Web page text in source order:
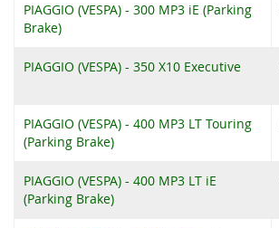
PIAGGIO (VESPA) - 300 MP3 iE (Parking
Brake)
PIAGGIO (VESPA) - 350 X10 Executive
PIAGGIO (VESPA) - 400 MP3 LT Touring
(Parking Brake)
PIAGGIO (VESPA) - 400 MP3 LT iE
(Parking Brake)